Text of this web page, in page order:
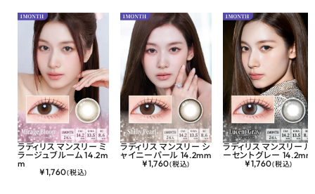
ラディリス マンスリー ミ
ラージュブルーム 14.2m
m
¥1,760(税込)
ラディリス マンスリー シ
ャイニーパール 14.2mm
¥1,760(税込)
ラディリス マンスリー ル
ーセントグレー 14.2mm
¥1,760(税込)